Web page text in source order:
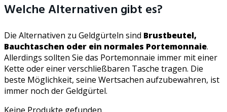
Welche Alternativen gibt es?
Die Alternativen zu Geldgürteln sind Brustbeutel,
Bauchtaschen oder ein normales Portemonnaie.
Allerdings sollten Sie das Portemonnaie immer mit einer
Kette oder einer verschließbaren Tasche tragen. Die
beste Möglichkeit, seine Wertsachen aufzubewahren, ist
immer noch der Geldgürtel.